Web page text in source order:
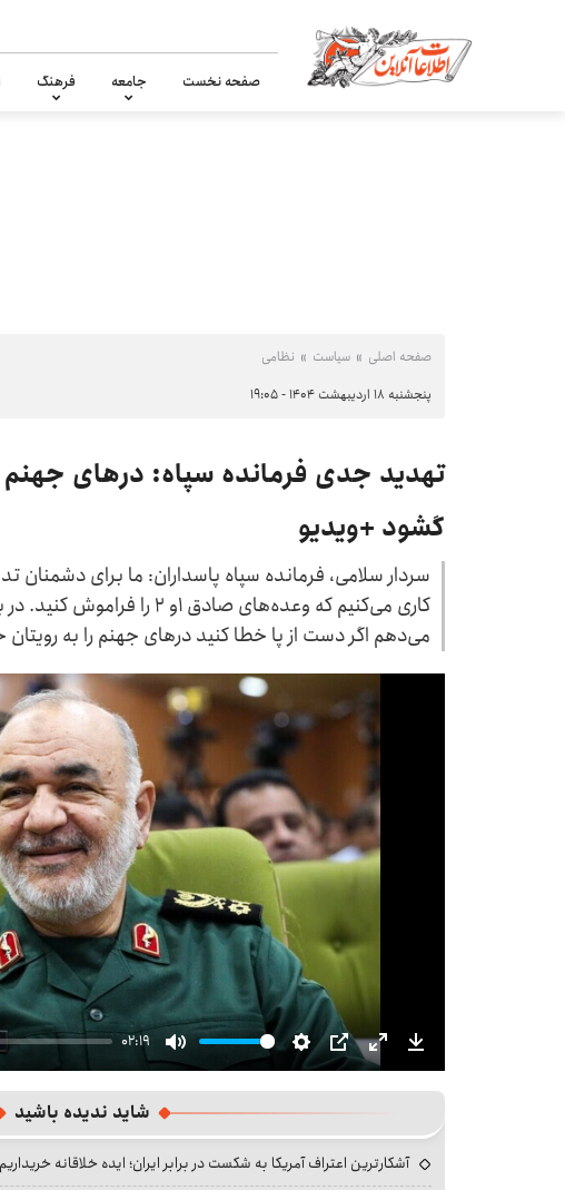
صفحه نخست جامعه فرهنگ
صفحه اصلی سیاست نظامی
پنجشنبه ۱۸ اردیبهشت ۱۴۰۴ - ۱۹:۰۵
تهدید جدی فرمانده سپاه: درهای جهنم
گشود +ویدیو
سردار سلامی، فرمانده سپاه پاسداران: ما برای دشمنان
کاری می‌کنیم که وعده‌های صادق
می‌دهم اگر دست از پا خطا کنید درهای جهنم را به
02:19
Mute Settings
PIP Enter
fullscreen
Download
شاید ندیده باشید
آشکارترین اعتراف آمریکا به شکست در برابر ایران؛ ایده خلاقانه